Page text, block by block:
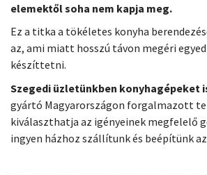
elemektől soha nem kapja meg.
Ez a titka a tökéletes konyha
az, ami miatt hosszú távon megéri
készíttetni.
Szegedi üzletünkben konyhagépeket
gyártó Magyarországon forgalmazott
kiválaszthatja az igényeinek megfelelő
ingyen házhoz szállítunk és beépítünk